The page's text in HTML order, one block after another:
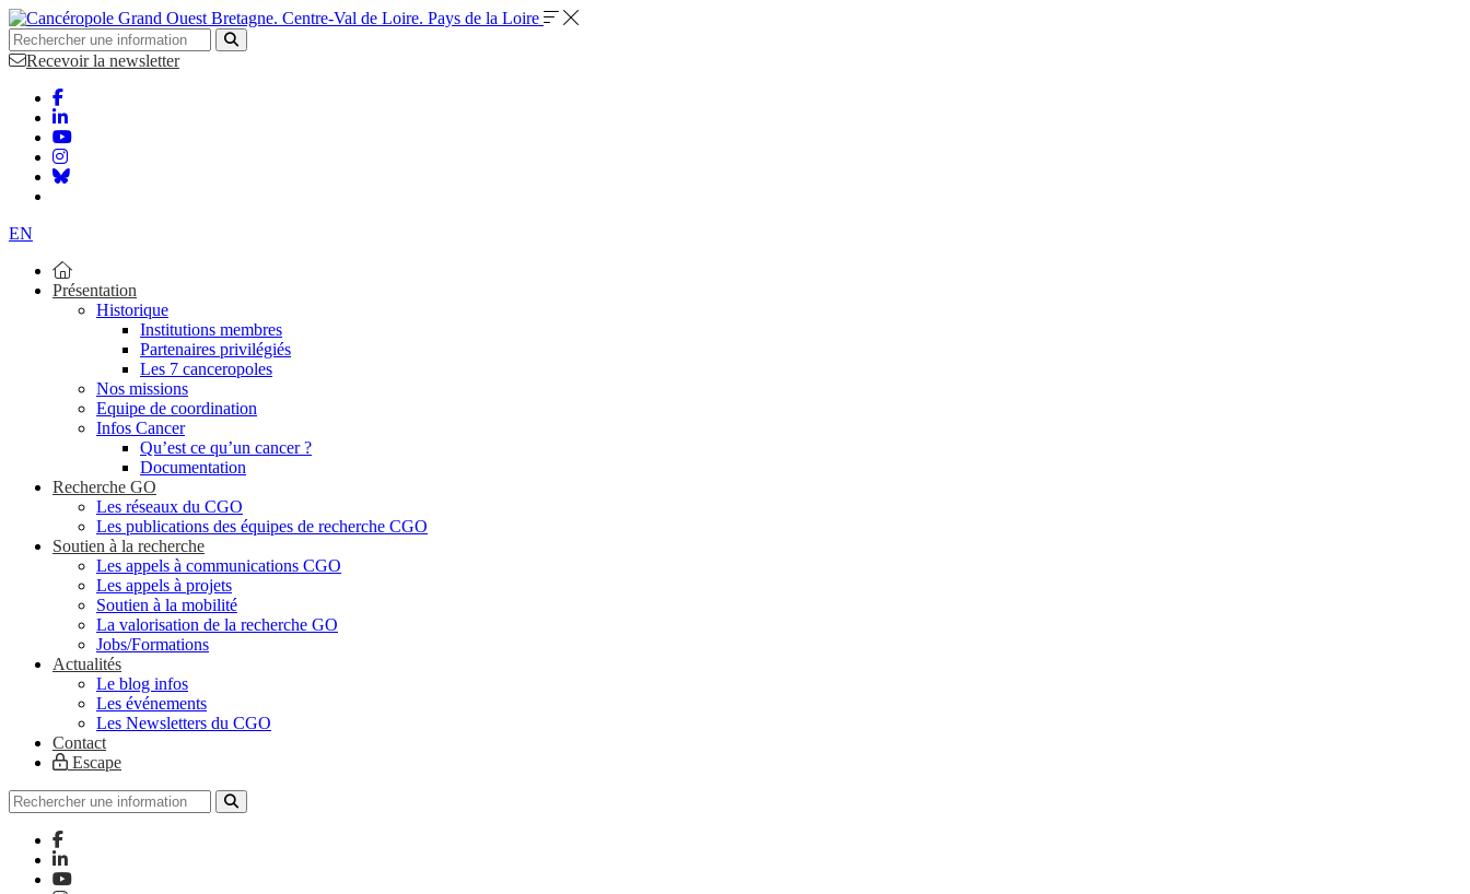
Bretagne. Centre-Val de Loire. Pays de la Loire
Recevoir la newsletter
EN
Présentation
Historique
Institutions membres
Partenaires privilégiés
Les 7 canceropoles
Nos missions
Equipe de coordination
Infos Cancer
Qu’est ce qu’un cancer ?
Documentation
Recherche GO
Les réseaux du CGO
Les publications des équipes de recherche CGO
Soutien à la recherche
Les appels à communications CGO
Les appels à projets
Soutien à la mobilité
La valorisation de la recherche GO
Jobs/Formations
Actualités
Le blog infos
Les événements
Les Newsletters du CGO
Contact
Escape